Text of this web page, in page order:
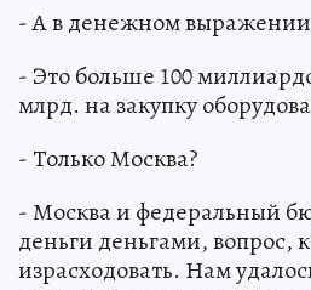
- А в денежном
- Это больше 100
млрд. на закупку
- Только Москва?
- Москва и федеральный
деньги деньгами, вопрос,
израсходовать. Нам